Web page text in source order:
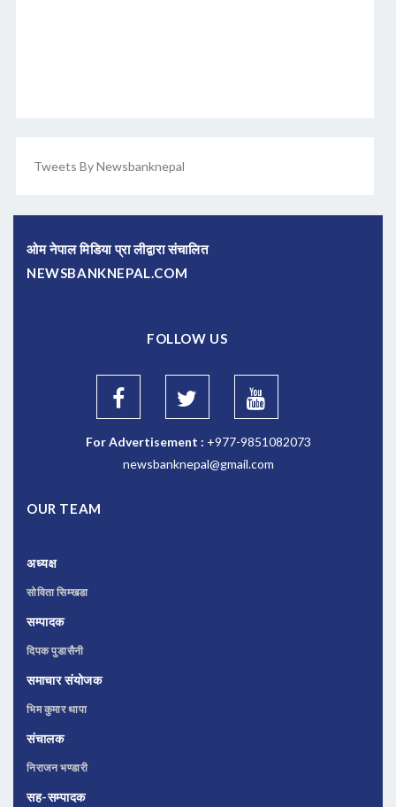
Tweets By Newsbanknepal
ओम नेपाल मिडिया प्रा लीद्वारा संचालित
NEWSBANKNEPAL.COM
FOLLOW US
For Advertisement : +977-9851082073
newsbanknepal@gmail.com
OUR TEAM
अध्यक्ष
सोविता सिम्खडा
सम्पादक
दिपक पुडासैनी
समाचार संयोजक
भिम कुमार थापा
संचालक
निराजन भण्डारी
सह-सम्पादक